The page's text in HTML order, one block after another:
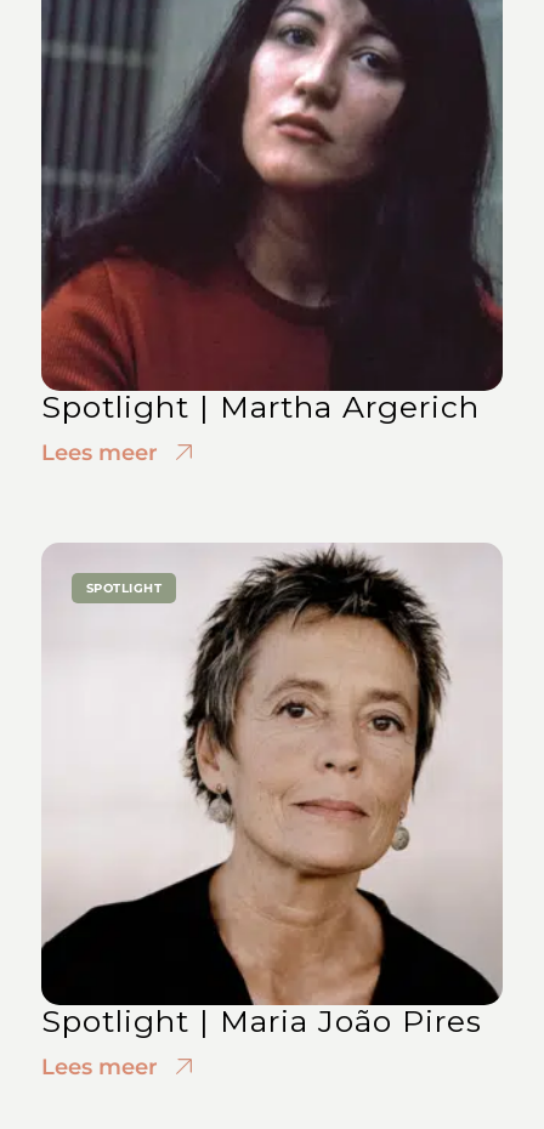
Spotlight | Martha Argerich
Lees meer
SPOTLIGHT
Spotlight | Maria João Pires
Lees meer